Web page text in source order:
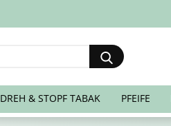
Suche...
DREH & STOPF TABAK PFEIFE